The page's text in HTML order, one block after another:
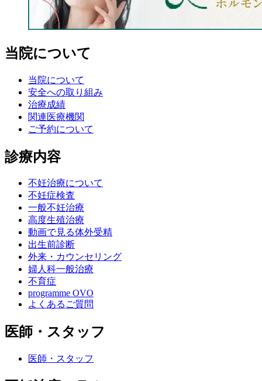
当院について
当院について
安全への取り組み
治療成績
関連医療機関
ご予約について
診療内容
不妊治療について
不妊症検査
一般不妊治療
高度生殖治療
動画で見る体外受精
出生前診断
外来・カウンセリング
婦人科一般治療
不育症
programme OVO
よくあるご質問
医師・スタッフ
医師・スタッフ